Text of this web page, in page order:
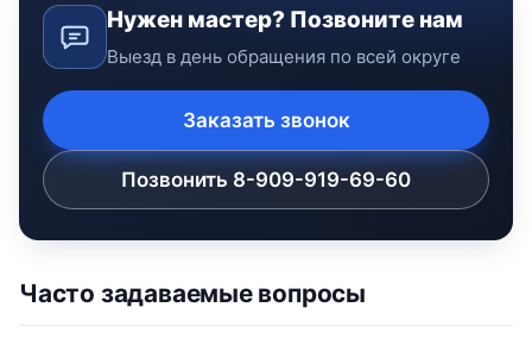
Нужен мастер? Позвоните нам
Выезд в день обращения по всей округе
Заказать звонок
Позвонить 8-909-919-69-60
Часто задаваемые вопросы